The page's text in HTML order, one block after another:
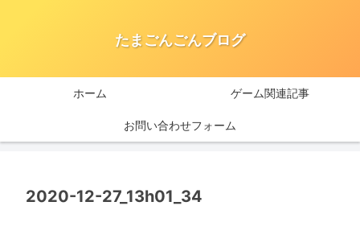
たまごんごんブログ
ホーム ゲーム関連記事
お問い合わせフォーム
2020-12-27_13h01_34